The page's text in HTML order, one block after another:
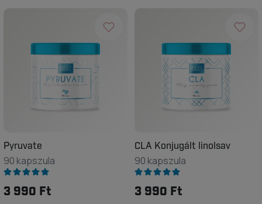
Pyruvate
90 kapszula
3 990 Ft
CLA Konjugált linolsav
90 kapszula
3 990 Ft